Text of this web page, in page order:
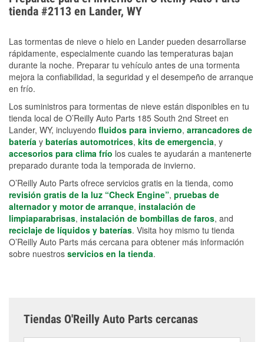
extremo. Aprende cómo comprobar la protección
anticongelante en nuestra sección How-To.
tienda #2113 en Lander, WY
Las tormentas de nieve o hielo en Lander pueden desarrollarse
rápidamente, especialmente cuando las temperaturas bajan
durante la noche. Preparar tu vehículo antes de una tormenta
mejora la confiabilidad, la seguridad y el desempeño de arranque
en frío.
Los suministros para tormentas de nieve están disponibles en tu
tienda local de O’Reilly Auto Parts 185 South 2nd Street en
Lander, WY, incluyendo fluidos para invierno, arrancadores de
batería y baterías automotrices, kits de emergencia, y
accesorios para clima frío los cuales te ayudarán a mantenerte
preparado durante toda la temporada de invierno.
O’Reilly Auto Parts ofrece servicios gratis en la tienda, como
revisión gratis de la luz “Check Engine”, pruebas de
alternador y motor de arranque, instalación de
limpiaparabrisas, instalación de bombillas de faros, and
reciclaje de líquidos y baterías. Visita hoy mismo tu tienda
O’Reilly Auto Parts más cercana para obtener más información
sobre nuestros servicios en la tienda.
Tiendas O'Reilly Auto Parts cercanas